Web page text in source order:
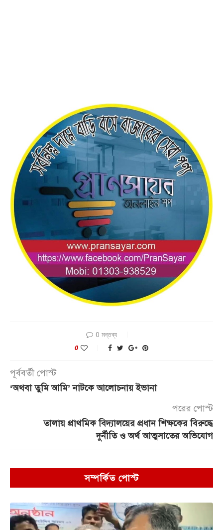
0 মন্তব্য
0
পূর্ববর্তী পোস্ট
‘অথবা তুমি আমি’ নাটকে আলোচনায় ইভানা
পরের পোস্ট
তালায় প্রাথমিক বিদ্যালয়ের প্রধান শিক্ষকের বিরুদ্ধে
দুর্নীতি ও অর্থ আত্মসাতের অভিযোগ
সম্পর্কিত পোস্ট